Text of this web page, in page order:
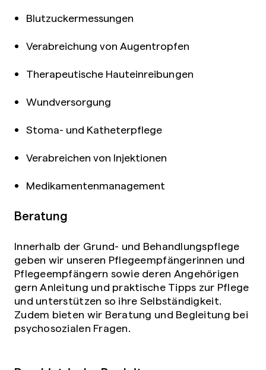
Blutzuckermessungen
Verabreichung von Augentropfen
Therapeutische Hauteinreibungen
Wundversorgung
Stoma- und Katheterpflege
Verabreichen von Injektionen
Medikamentenmanagement
Beratung
Innerhalb der Grund- und Behandlungspflege
geben wir unseren Pflegeempfängerinnen und
Pflegeempfängern sowie deren Angehörigen
gern Anleitung und praktische Tipps zur Pflege
und unterstützen so ihre Selbständigkeit.
Zudem bieten wir Beratung und Begleitung bei
psychosozialen Fragen.